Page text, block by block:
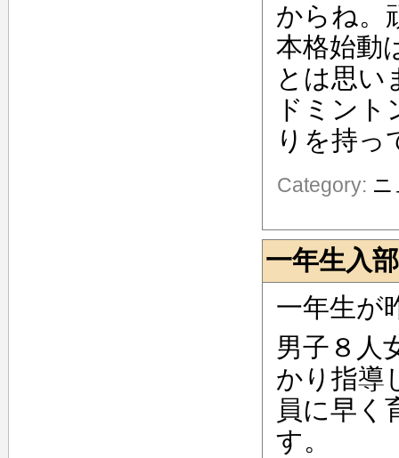
からね。
本格始動
とは思い
ドミン
りを持っ
Category:
一年生入部
一年生が
男子８人
かり指導
員に早く
す。